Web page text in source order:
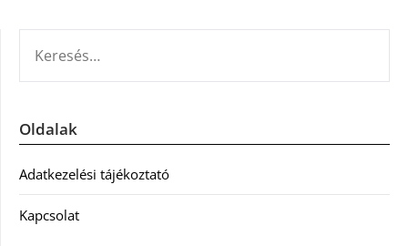
Oldalak
Adatkezelési tájékoztató
Kapcsolat